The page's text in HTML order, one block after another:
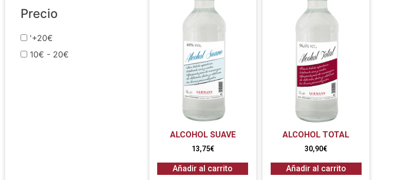
Precio
'+20€
10€ - 20€
ALCOHOL SUAVE
13,75€
Añadir al carrito
ALCOHOL TOTAL
30,90€
Añadir al carrito